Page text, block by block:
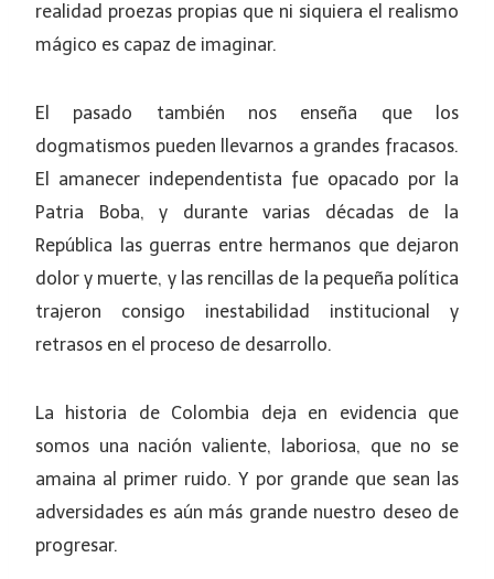
realidad proezas propias que ni siquiera el realismo
mágico es capaz de imaginar.
El pasado también nos enseña que los
dogmatismos pueden llevarnos a grandes fracasos.
El amanecer independentista fue opacado por la
Patria Boba, y durante varias décadas de la
República las guerras entre hermanos que dejaron
dolor y muerte, y las rencillas de la pequeña política
trajeron consigo inestabilidad institucional y
retrasos en el proceso de desarrollo.
La historia de Colombia deja en evidencia que
somos una nación valiente, laboriosa, que no se
amaina al primer ruido. Y por grande que sean las
adversidades es aún más grande nuestro deseo de
progresar.